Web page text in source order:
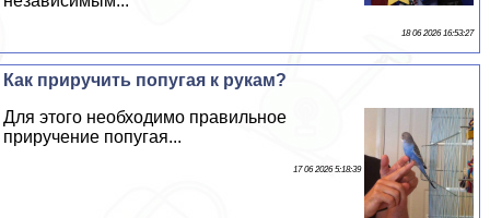
18 06 2026 16:53:27
Как приручить попугая к рукам?
Для этого необходимо правильное
приручение попугая...
17 06 2026 5:18:39